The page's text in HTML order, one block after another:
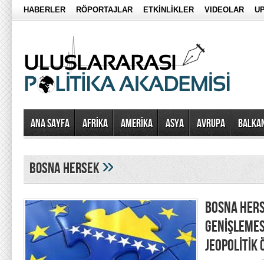
HABERLER RÖPORTAJLAR ETKİNLİKLER VIDEOLAR
Ana Sayfa AFRİKA AMERİKA ASYA AVRUPA
bosna hersek»
BOSNA
JEOPOLİTİK